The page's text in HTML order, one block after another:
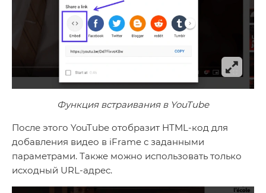
Функция встраивания в YouTube
После этого YouTube отобразит HTML-код для
добавления видео в iFrame с заданными
параметрами. Также можно использовать только
исходный URL-адрес.